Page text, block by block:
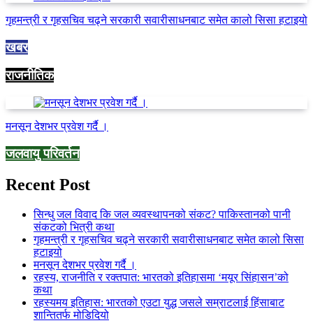
गृहमन्त्री र गृहसचिव चढ्ने सरकारी सवारीसाधनबाट समेत कालो सिसा हटाइयो
खबर
राजनीतिक
मनसून देशभर प्रवेश गर्दै ।
जलवायु परिवर्तन
Recent Post
सिन्धु जल विवाद कि जल व्यवस्थापनको संकट? पाकिस्तानको पानी
संकटको भित्री कथा
गृहमन्त्री र गृहसचिव चढ्ने सरकारी सवारीसाधनबाट समेत कालो सिसा
हटाइयो
मनसून देशभर प्रवेश गर्दै ।
रहस्य, राजनीति र रक्तपात: भारतको इतिहासमा ‘मयूर सिंहासन’को
कथा
रहस्यमय इतिहास: भारतको एउटा युद्ध जसले सम्राटलाई हिंसाबाट
शान्तितर्फ मोडिदियो